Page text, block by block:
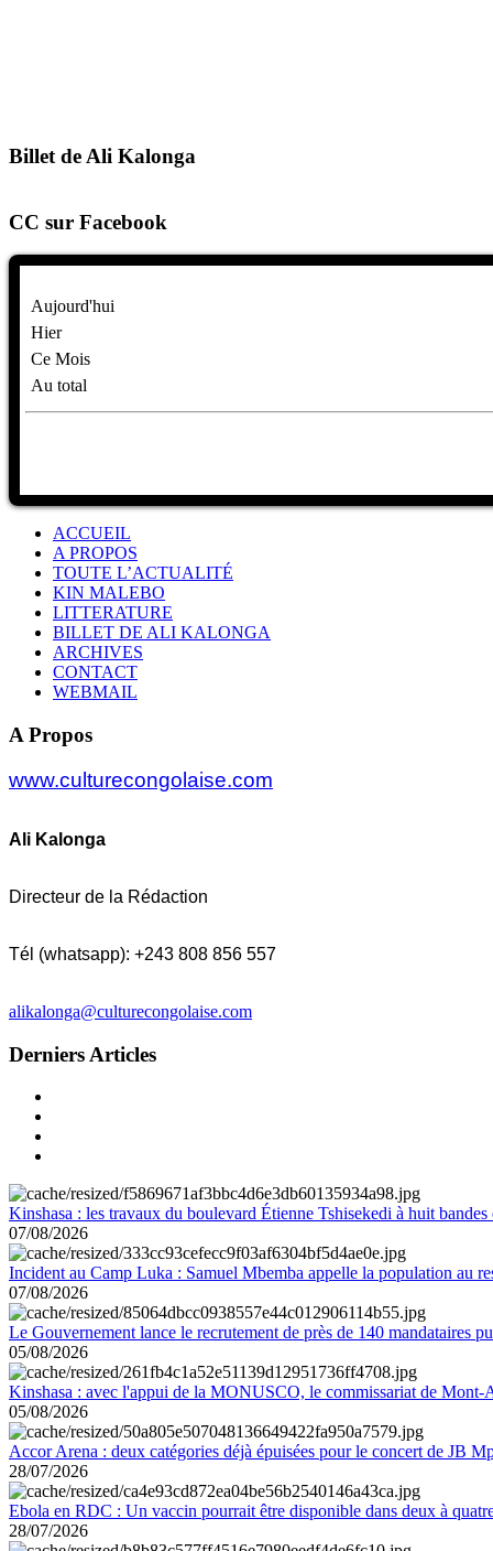
Billet de Ali Kalonga
CC sur Facebook
Aujourd'hui
Hier
Ce Mois
Au total
ACCUEIL
A PROPOS
TOUTE L’ACTUALITÉ
KIN MALEBO
LITTERATURE
BILLET DE ALI KALONGA
ARCHIVES
CONTACT
WEBMAIL
A Propos
www.culturecongolaise.com
Ali Kalonga
Directeur de la Rédaction
Tél (whatsapp): +243 808 856 557
alikalonga@culturecongolaise.com
Derniers Articles
Kinshasa : les travaux du boulevard Étienne Tshisekedi à huit
07/08/2026
Incident au Camp Luka : Samuel Mbemba appelle la population au
07/08/2026
Le Gouvernement lance le recrutement de près de 140 mandataires
05/08/2026
Kinshasa : avec l'appui de la MONUSCO, le commissariat de Mont-
05/08/2026
Accor Arena : deux catégories déjà épuisées pour le concert de JB
28/07/2026
Ebola en RDC : Un vaccin pourrait être disponible dans deux à
28/07/2026